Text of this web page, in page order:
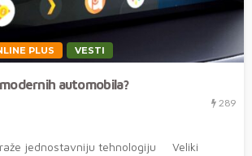
PLUS VESTI
automobila?
289
jednostavniju tehnologiju Veliki